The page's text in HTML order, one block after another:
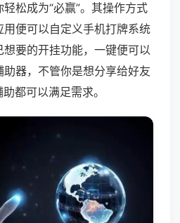
松成为“必赢”。其操作方式
便可以自定义手机打牌系统
要的开挂功能，一键便可以
器，不管你是想分享给好友
都可以满足需求。